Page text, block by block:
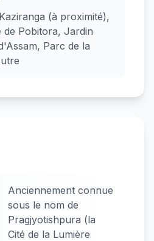
(à proximité),
de Pobitora, Jardin
Parc de la
Anciennement connue
sous le nom de
Pragjyotishpura (la
Cité de la Lumière